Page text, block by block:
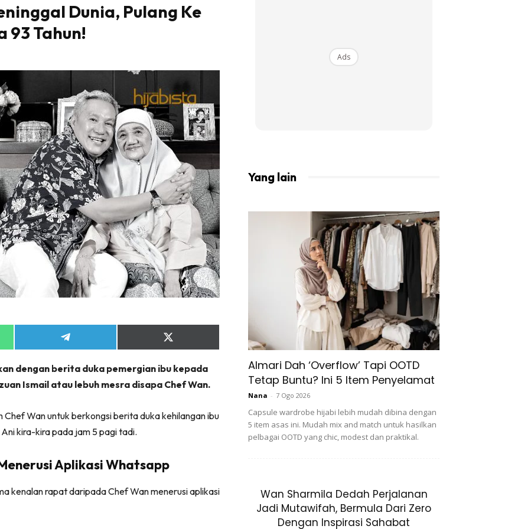
on top dengan fashion muslimah terkini di HIJABISTA!
Dunia, Pulang Ke
93 Tahun!
Share
on
Share
on
(Twitter)
dengan berita duka pemergian ibu kepada
Ismail atau lebuh mesra disapa Chef Wan.
Wan untuk berkongsi berita duka kehilangan ibu
kira-kira pada jam 5 pagi tadi.
Aplikasi Whatsapp
kenalan rapat daripada Chef Wan menerusi aplikasi
Ads
Yang lain
Almari Dah ‘Overflow’ Tapi OOTD
Tetap Buntu? Ini 5 Item Penyelamat
Nana - 7 Ogo 2026
Capsule wardrobe hijabi lebih mudah dibina dengan
5 item asas ini. Mudah mix and match untuk hasilkan
pelbagai OOTD yang chic, modest dan praktikal.
Wan Sharmila Dedah Perjalanan
Jadi Mutawifah, Bermula Dari Zero
Dengan Inspirasi Sahabat